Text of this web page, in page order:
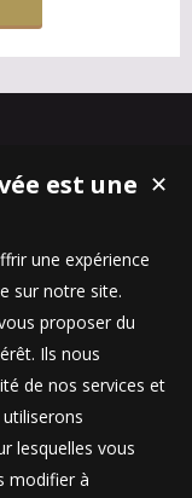
✕
est une
une expérience
sur notre site.
proposer du
Ils nous
de nos services et
lesquelles vous
modifier à